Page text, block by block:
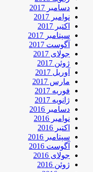
دسامبر 2017
نوامبر 2017
اکتبر 2017
سپتامبر 2017
آگوست 2017
جولای 2017
ژوئن 2017
آوریل 2017
مارس 2017
فوریه 2017
ژانویه 2017
دسامبر 2016
نوامبر 2016
اکتبر 2016
سپتامبر 2016
آگوست 2016
جولای 2016
ژوئن 2016